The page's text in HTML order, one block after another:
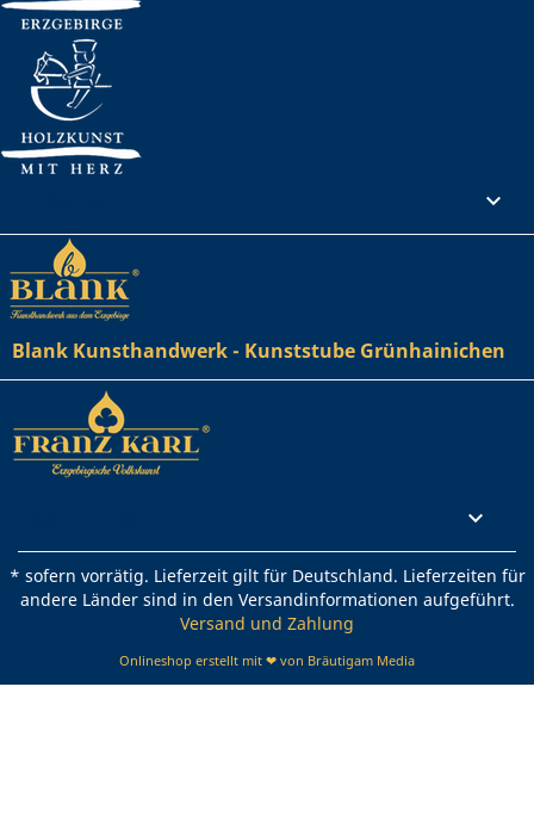

Blank Kunsthandwerk - Kunststube Grünhainichen

* sofern vorrätig. Lieferzeit gilt für Deutschland. Lieferzeiten für
andere Länder sind in den Versandinformationen aufgeführt.
Versand und Zahlung
Onlineshop erstellt mit ❤ von Bräutigam Media